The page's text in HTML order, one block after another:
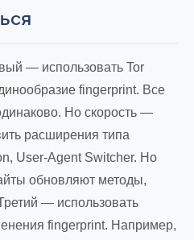
— использовать Tor
fingerprint. Все
Но скорость —
расширения типа
User-Agent Switcher. Но
обновляют методы,
— использовать
fingerprint. Например,